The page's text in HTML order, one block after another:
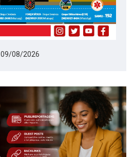
09/08/2026